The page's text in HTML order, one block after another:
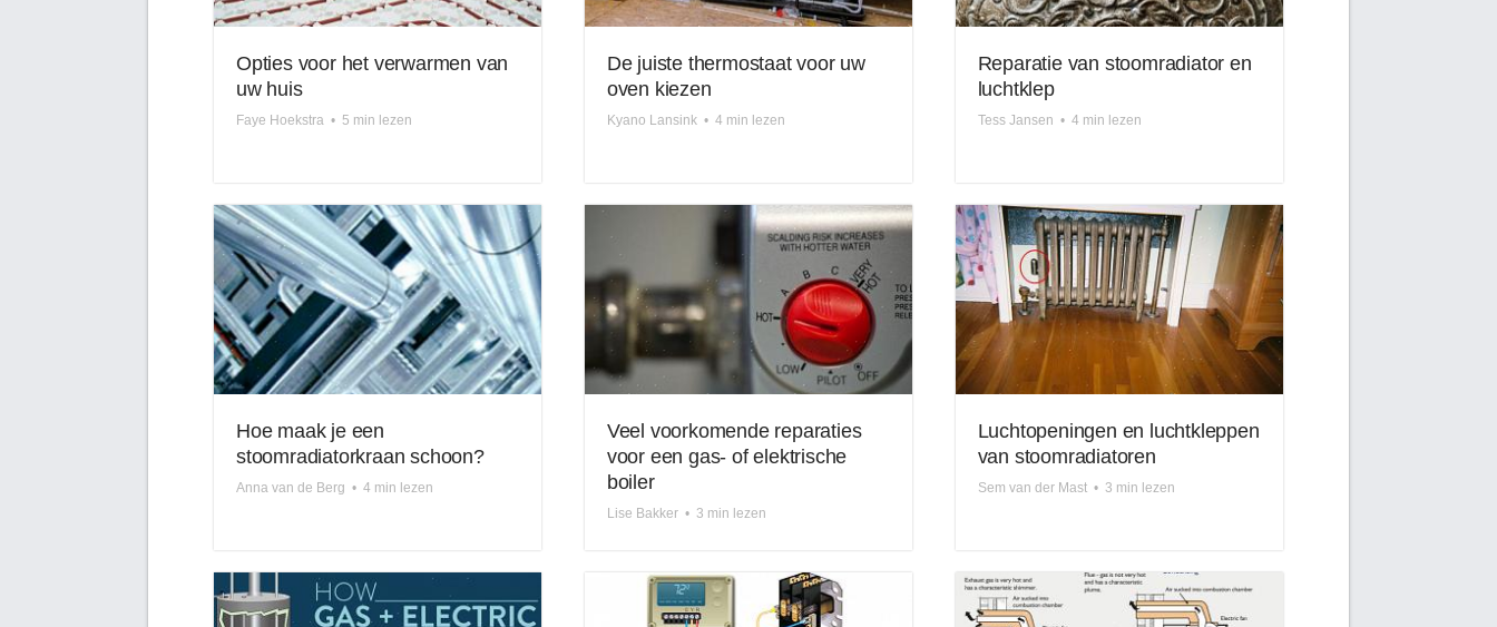
Opties voor het verwarmen van
uw huis
Faye Hoekstra • 5 min lezen
De juiste thermostaat voor uw
oven kiezen
Kyano Lansink • 4 min lezen
Reparatie van stoomradiator en
luchtklep
Tess Jansen • 4 min lezen
Hoe maak je een
stoomradiatorkraan schoon?
Anna van de Berg • 4 min lezen
Veel voorkomende reparaties
voor een gas- of elektrische
boiler
Lise Bakker • 3 min lezen
Luchtopeningen en luchtkleppen
van stoomradiatoren
Sem van der Mast • 3 min lezen